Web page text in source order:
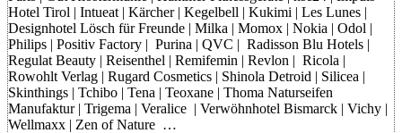
Hotel Tirol | Intueat | Kärcher | Kegelbell | Kukimi | Les Lunes |
Designhotel Lösch für Freunde | Milka | Momox | Nokia | Odol |
Philips | Positiv Factory | Purina | QVC | Radisson Blu Hotels |
Regulat Beauty | Reisenthel | Remifemin | Revlon | Ricola |
Rowohlt Verlag | Rugard Cosmetics | Shinola Detroid | Silicea |
Skinthings | Tchibo | Tena | Teoxane | Thoma Naturseifen
Manufaktur | Trigema | Veralice | Verwöhnhotel Bismarck | Vichy |
Wellmaxx | Zen of Nature …